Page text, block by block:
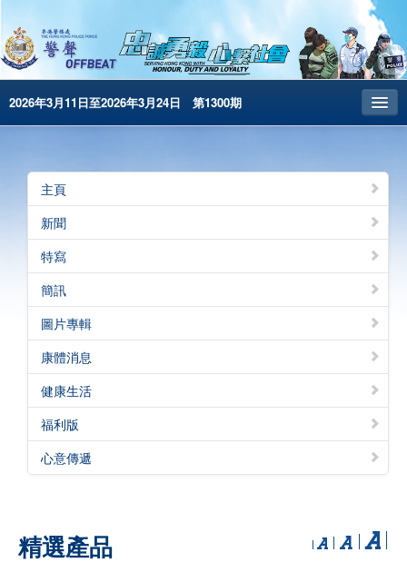
2026年3月11日至2026年3月24日 第1300期
昔日警聲
警務處主頁
简体版
English
電子書版
警聲特刊
主頁
新聞
特寫
簡訊
圖片專輯
康體消息
健康生活
福利版
心意傳遞
精選產品